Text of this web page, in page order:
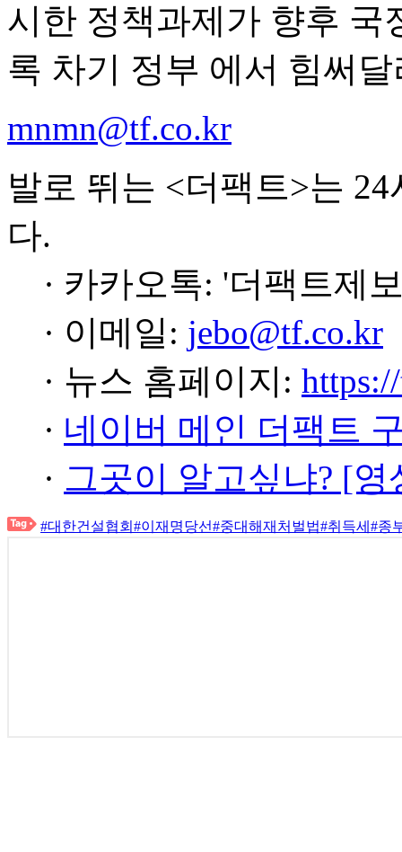
시한 정책과제가 향후 국
록 차기 정부 에서 힘써
mnmn@tf.co.kr
발로 뛰는 <더팩트>는
다.
· 카카오톡: '더팩트제
· 이메일: jebo@tf.co.kr
· 뉴스 홈페이지:
· 네이버 메인 더팩트
· 그곳이 알고싶냐? [
#대한건설협회 #이재명당선#중대해재처벌법#취득세 #종